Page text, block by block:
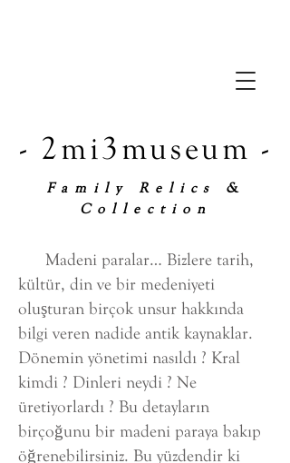
- 2mi3museum -
Family Relics &
Collection
Madeni paralar… Bizlere tarih,
kültür, din ve bir medeniyeti
oluşturan birçok unsur hakkında
bilgi veren nadide antik kaynaklar.
Dönemin yönetimi nasıldı ? Kral
kimdi ? Dinleri neydi ? Ne
üretiyorlardı ? Bu detayların
birçoğunu bir madeni paraya bakıp
öğrenebilirsiniz. Bu yüzdendir ki